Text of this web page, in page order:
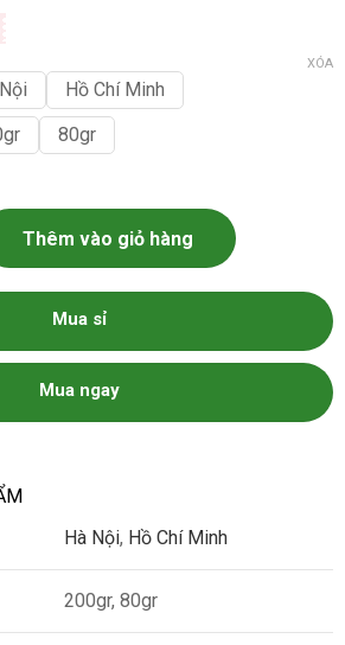
Hồ Chí Minh
80gr
XÓA
lượng
Thêm vào giỏ hàng
Mua sỉ
Mua ngay
Hà Nội, Hồ Chí Minh
200gr, 80gr